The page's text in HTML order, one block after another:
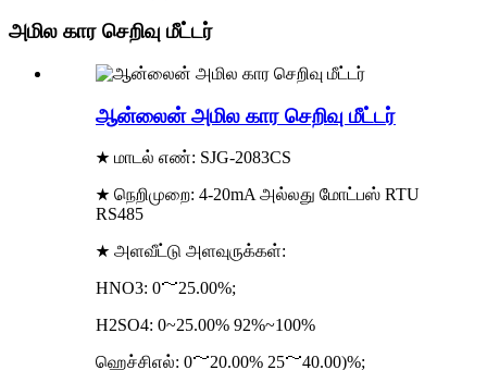
அமில கார செறிவு மீட்டர்
ஆன்லைன் அமில கார செறிவு மீட்டர்
★ மாடல் எண்: SJG-2083CS
★ நெறிமுறை: 4-20mA அல்லது மோட்பஸ் RTU
RS485
★ அளவீட்டு அளவுருக்கள்:
HNO3: 0～25.00%;
H2SO4: 0~25.00% 92%~100%
ஹெச்சிஎல்: 0～20.00% 25～40.00)%;